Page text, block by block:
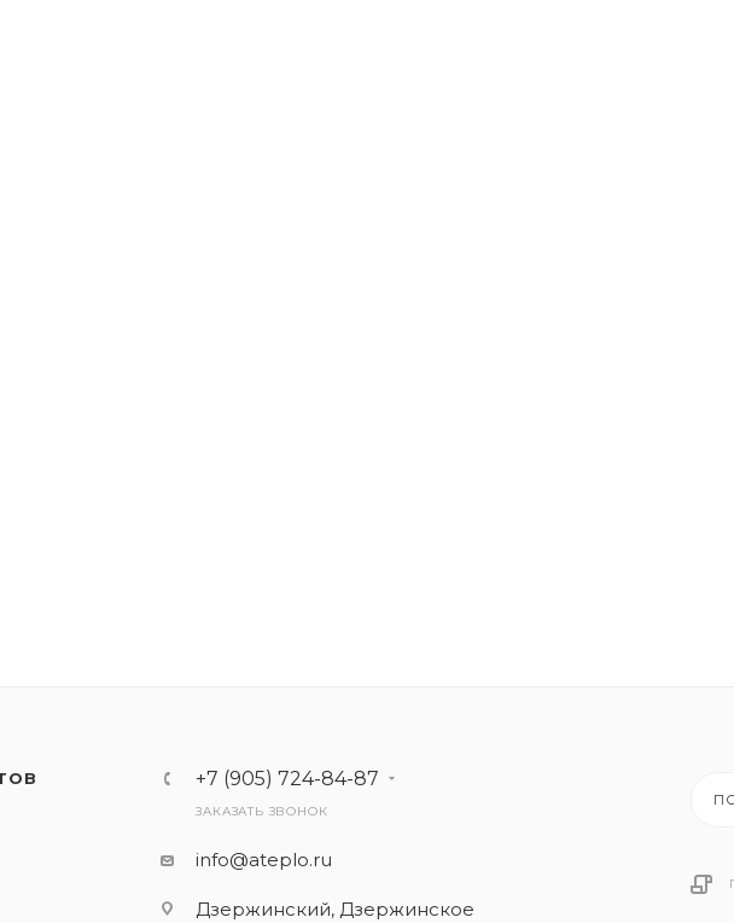
+7 (905) 724-84-87
ЗАКАЗАТЬ ЗВОНОК
info@ateplo.ru
Дзержинский, Дзержинское